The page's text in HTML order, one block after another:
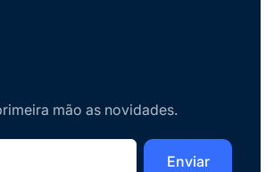
mão as novidades.